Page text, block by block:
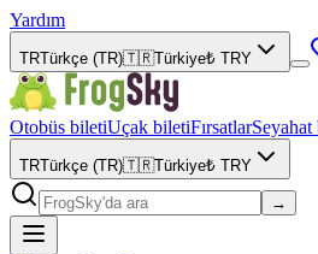
Yardım
TRTürkçe (TR)🇹🇷Türkiye₺ TRY
Otobüs biletiUçak biletiFırsatlarSeyahat
TRTürkçe (TR)🇹🇷Türkiye₺ TRY
→